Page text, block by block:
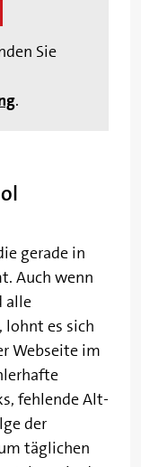
Sie
.
gerade in
Auch wenn
alle
es sich
Webseite im
fehlende Alt-
der
täglichen